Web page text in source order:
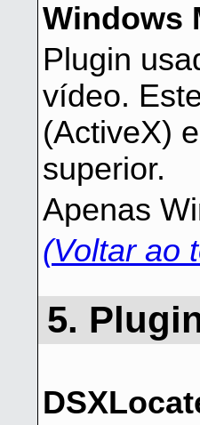
Windows
Plugin
vídeo.
(ActiveX)
superior.
Apenas
(Voltar ao
5.